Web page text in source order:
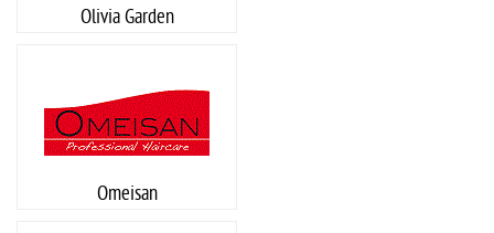
Olivia Garden
Omeisan